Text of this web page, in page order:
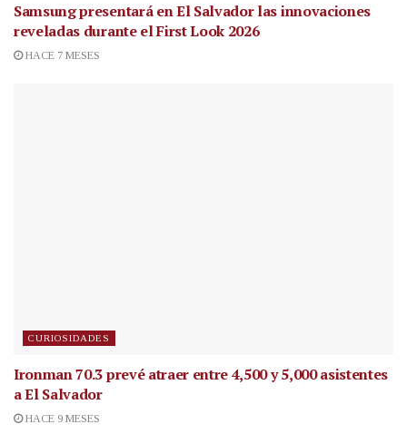
Samsung presentará en El Salvador las innovaciones
reveladas durante el First Look 2026
HACE 7 MESES
CURIOSIDADES
Ironman 70.3 prevé atraer entre 4,500 y 5,000 asistentes
a El Salvador
HACE 9 MESES